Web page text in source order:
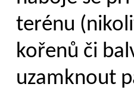
terénu
kořenů či
uzamknout